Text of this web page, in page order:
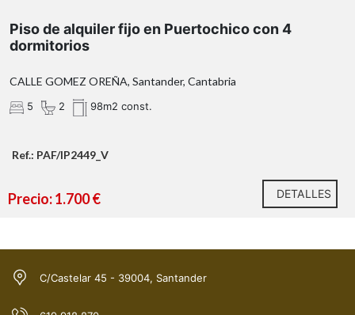
5 habitaciones
Piso de alquiler fijo en Puertochico con 4
dormitorios
CALLE GOMEZ OREÑA, Santander, Cantabria
5 2 98m2 const.
Ref.: PAF/IP2449_V
Precio: 1.700 € DETALLES
C/Castelar 45 - 39004, Santander